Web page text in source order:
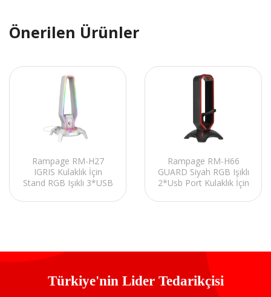
Önerilen Ürünler
Rampage RM-H27
IGRIS Kulaklık İçin
Stand RGB Işıklı 3*USB
1*3.5mm Port
Rampage RM-H66
GUARD Siyah RGB Işıklı
2*Usb Port Kulaklık İçin
Türkiye'nin Lider Tedarikçisi